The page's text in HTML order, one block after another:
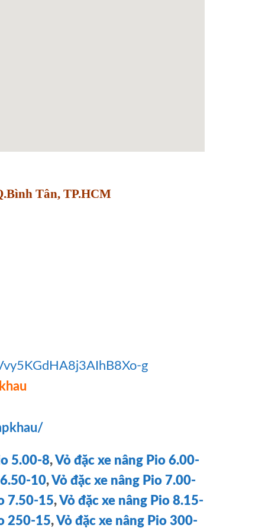
Tân, TP.HCM
g
5.00-8, Vỏ đặc xe nâng Pio 6.00-
10, Vỏ đặc xe nâng Pio 7.00-
7.50-15, Vỏ đặc xe nâng Pio 8.15-
250-15, Vỏ đặc xe nâng Pio 300-